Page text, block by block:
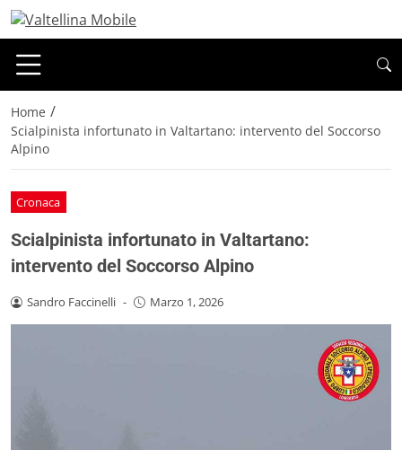
Home /
Scialpinista infortunato in Valtartano: intervento del Soccorso
Alpino
Cronaca
Scialpinista infortunato in Valtartano:
intervento del Soccorso Alpino
Sandro Faccinelli - Marzo 1, 2026